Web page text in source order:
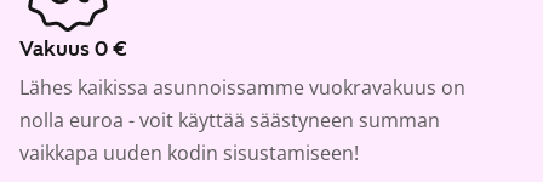
Vakuus 0 €
Lähes kaikissa asunnoissamme vuokravakuus on
nolla euroa - voit käyttää säästyneen summan
vaikkapa uuden kodin sisustamiseen!